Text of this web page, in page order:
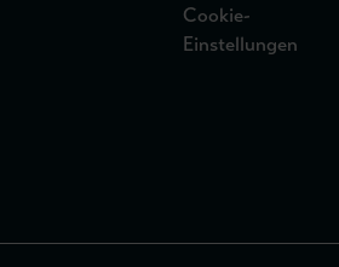
Cookie-
Einstellungen